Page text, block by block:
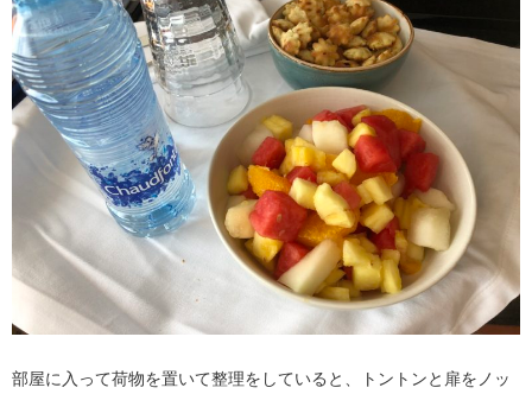
部屋に入って荷物を置いて整理をしていると、トントンと扉をノッ